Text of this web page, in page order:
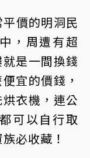
價的明洞民
，周遭有超
是一間換錢
宜的價錢，
衣機，連公
可以自行取
必收藏！